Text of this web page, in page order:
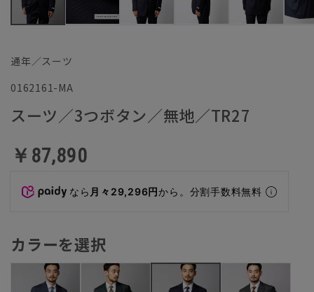
通年／スーツ
0162161-MA
スーツ／3つボタン／無地／TR27
￥87,890
なら 月々29,296円から。分割手数料無料
カラーを選択